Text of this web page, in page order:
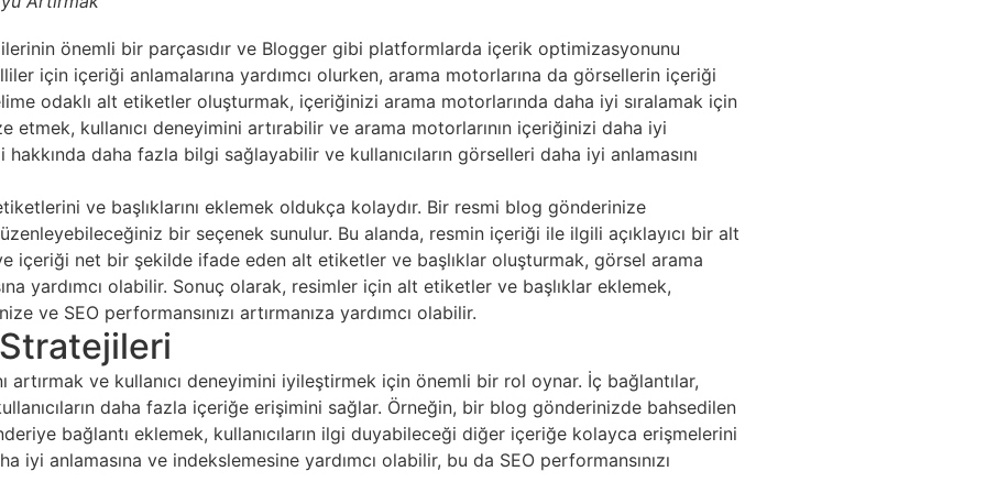
önemli bir parçasıdır ve Blogger gibi platformlarda içerik optimizasyonunu
için içeriği anlamalarına yardımcı olurken, arama motorlarına da görsellerin içeriği
odaklı alt etiketler oluşturmak, içeriğinizi arama motorlarında daha iyi sıralamak için
etmek, kullanıcı deneyimini artırabilir ve arama motorlarının içeriğinizi daha iyi
daha fazla bilgi sağlayabilir ve kullanıcıların görselleri daha iyi anlamasını
ve başlıklarını eklemek oldukça kolaydır. Bir resmi blog gönderinize
bir seçenek sunulur. Bu alanda, resmin içeriği ile ilgili açıklayıcı bir alt
içeriği net bir şekilde ifade eden alt etiketler ve başlıklar oluşturmak, görsel arama
yardımcı olabilir. Sonuç olarak, resimler için alt etiketler ve başlıklar eklemek,
ve SEO performansınızı artırmanıza yardımcı olabilir.
Stratejileri
artırmak ve kullanıcı deneyimini iyileştirmek için önemli bir rol oynar. İç bağlantılar,
daha fazla içeriğe erişimini sağlar. Örneğin, bir blog gönderinizde bahsedilen
bağlantı eklemek, kullanıcıların ilgi duyabileceği diğer içeriğe kolayca erişmelerini
iyi anlamasına ve indekslemesine yardımcı olabilir, bu da SEO performansınızı